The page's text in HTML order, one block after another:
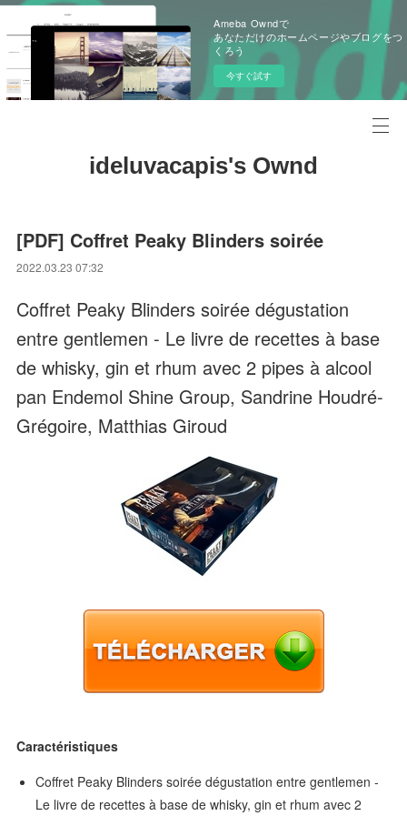
Ameba Owndで
あなただけのホームページやブログをつ
くろう
今すぐ試す
ideluvacapis's Ownd
[PDF] Coffret Peaky Blinders soirée
2022.03.23 07:32
Coffret Peaky Blinders soirée dégustation
entre gentlemen - Le livre de recettes à base
de whisky, gin et rhum avec 2 pipes à alcool
pan Endemol Shine Group, Sandrine Houdré-
Grégoire, Matthias Giroud
Caractéristiques
Coffret Peaky Blinders soirée dégustation entre gentlemen -
Le livre de recettes à base de whisky, gin et rhum avec 2